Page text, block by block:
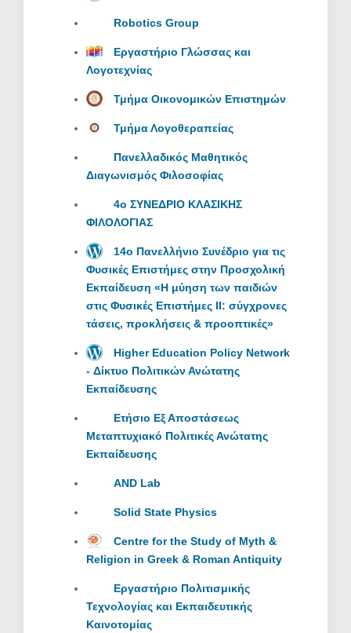
Robotics Group
Εργαστήριο Γλώσσας και
Λογοτεχνίας
Τμήμα Οικονομικών Επιστημών
Τμήμα Λογοθεραπείας
Πανελλαδικός Μαθητικός
Διαγωνισμός Φιλοσοφίας
4ο ΣΥΝΕΔΡΙΟ ΚΛΑΣΙΚΗΣ
ΦΙΛΟΛΟΓΙΑΣ
14ο Πανελλήνιο Συνέδριο για τις
Φυσικές Επιστήμες στην Προσχολική
Εκπαίδευση «Η μύηση των παιδιών
στις Φυσικές Επιστήμες ΙΙ: σύγχρονες
τάσεις, προκλήσεις & προοπτικές»
Higher Education Policy Network
- Δίκτυο Πολιτικών Ανώτατης
Εκπαίδευσης
Ετήσιο Εξ Αποστάσεως
Μεταπτυχιακό Πολιτικές Ανώτατης
Εκπαίδευσης
AND Lab
Solid State Physics
Centre for the Study of Myth &
Religion in Greek & Roman Antiquity
Εργαστήριο Πολιτισμικής
Τεχνολογίας και Εκπαιδευτικής
Καινοτομίας